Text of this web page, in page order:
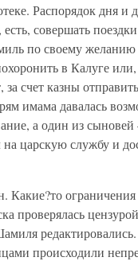
Распорядок дня и
есть, совершать
по своему
в Калуге
счет казны
имама давалась
а один из
царскую службу и
Какие?то
проверялась
происходили